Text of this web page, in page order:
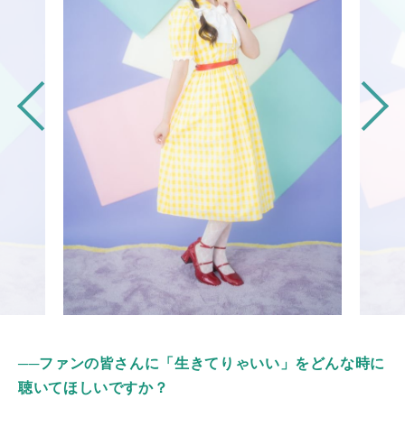
──ファンの皆さんに「生きてりゃいい」をどんな時に
聴いてほしいですか？